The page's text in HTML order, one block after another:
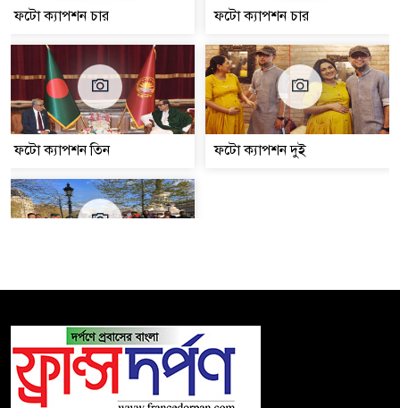
ফটো ক্যাপশন চার ফটো ক্যাপশন চার
ফটো ক্যাপশন তিন ফটো ক্যাপশন দুই